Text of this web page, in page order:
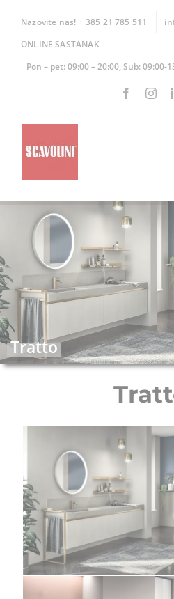
Nazovite nas! + 385 21 785 511
ONLINE SASTANAK
Pon – pet: 09:00 – 20:00, Sub: 09:00-
KUHINJE
DNEVNI BORAVCI
STOLOVI I STOLICE
MULTI-FUNKCIONALNI MODULI
Tratto